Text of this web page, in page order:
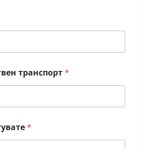
транспорт*
*